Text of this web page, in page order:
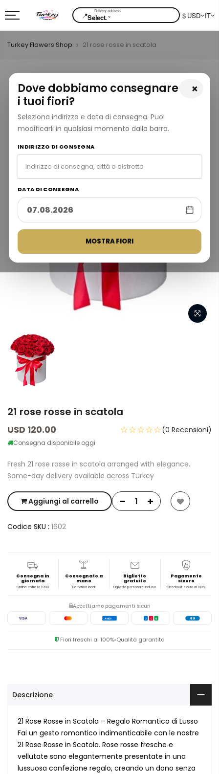
📍Select.⌄ $ USD IT
×
Dove dobbiamo consegnare
i tuoi fiori?
Seleziona indirizzo e data di consegna. Puoi
modificarli in qualsiasi momento dalla barra.
INDIRIZZO DI CONSEGNA
DATA DI CONSEGNA
MOSTRA FIORI
Turkey Flowers Shop 21 rose rosse in scatola
21 rose rosse in scatola
USD 120.00
Consegna disponibile oggi
☆☆☆☆☆(0 Recensioni)
Fresh 21 rose rosse in scatola arranged with elegance.
Same-day delivery available across Turkey
Aggiungi al carrello
Codice SKU : 1602
Consegna in
giornata
Ordina entro le 19:00
Consegnato a
mano
Da fioristi locali
Biglietto
gratuito
Biglietto personale incluso
Pagamento
sicuro
Checkout sicuro al 100%
Accettiamo pagamenti sicuri
VISA AMEX J C B
Fiori freschi al 100% Qualità garantita
Descrizione
21 Rose Rosse in Scatola – Regalo Romantico di Lusso
Fai un gesto romantico indimenticabile con le nostre
21 Rose Rosse in Scatola. Rose rosse fresche e
vellutate sono elegantemente presentate in una
lussuosa confezione regalo, creando un dono senza